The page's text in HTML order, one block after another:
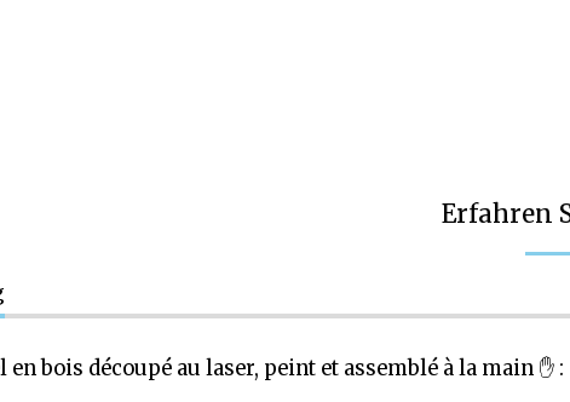
Erfahren
en bois découpé au laser, peint et assemblé à la main ✋ :